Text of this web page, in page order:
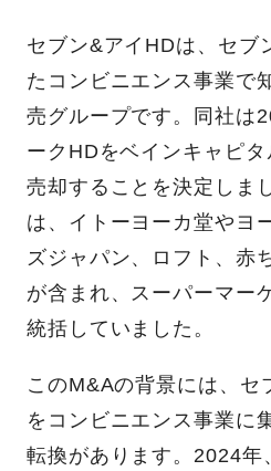
セブン&アイHDは、セブ
たコンビニエンス事業で
売グループです。同社は
ークHDをベインキャピ
売却することを決定しま
は、イトーヨーカ堂やヨ
ズジャパン、ロフト、赤
が含まれ、スーパーマー
統括していました。
このM&Aの背景には、セ
をコンビニエンス事業に
転換があります。2024年